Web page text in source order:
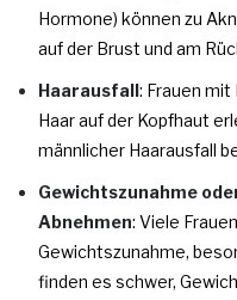
Hormone) können zu
auf der Brust und am
Haarausfall: Frauen mit
Haar auf der Kopfhaut
männlicher Haarausfall
Gewichtszunahme
Abnehmen: Viele
Gewichtszunahme,
finden es schwer,